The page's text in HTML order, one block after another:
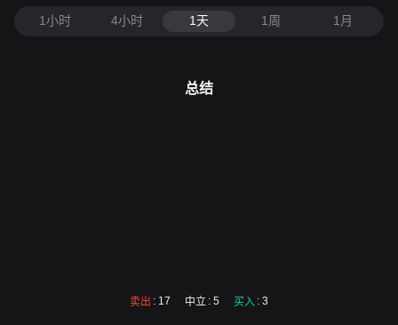
1小时 4小时 1天 1周 1月
总结
卖出 : 17 中立 : 5 买入 : 3